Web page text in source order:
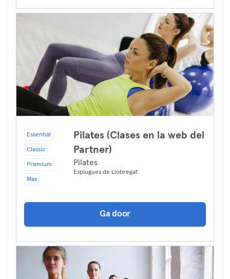
Essential
Classic
Premium
Max
Pilates (Clases en la web del
Partner)
Pilates
Esplugues de Llobregat
Ga door